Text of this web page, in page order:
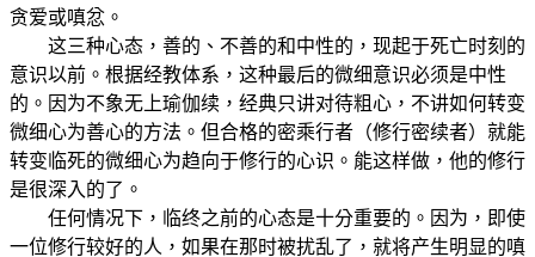
贪爱或嗔忿。
这三种心态，善的、不善的和中性的，现起于死亡时刻的
意识以前。根据经教体系，这种最后的微细意识必须是中性
的。因为不象无上瑜伽续，经典只讲对待粗心，不讲如何转变
微细心为善心的方法。但合格的密乘行者（修行密续者）就能
转变临死的微细心为趋向于修行的心识。能这样做，他的修行
是很深入的了。
任何情况下，临终之前的心态是十分重要的。因为，即使
一位修行较好的人，如果在那时被扰乱了，就将产生明显的嗔